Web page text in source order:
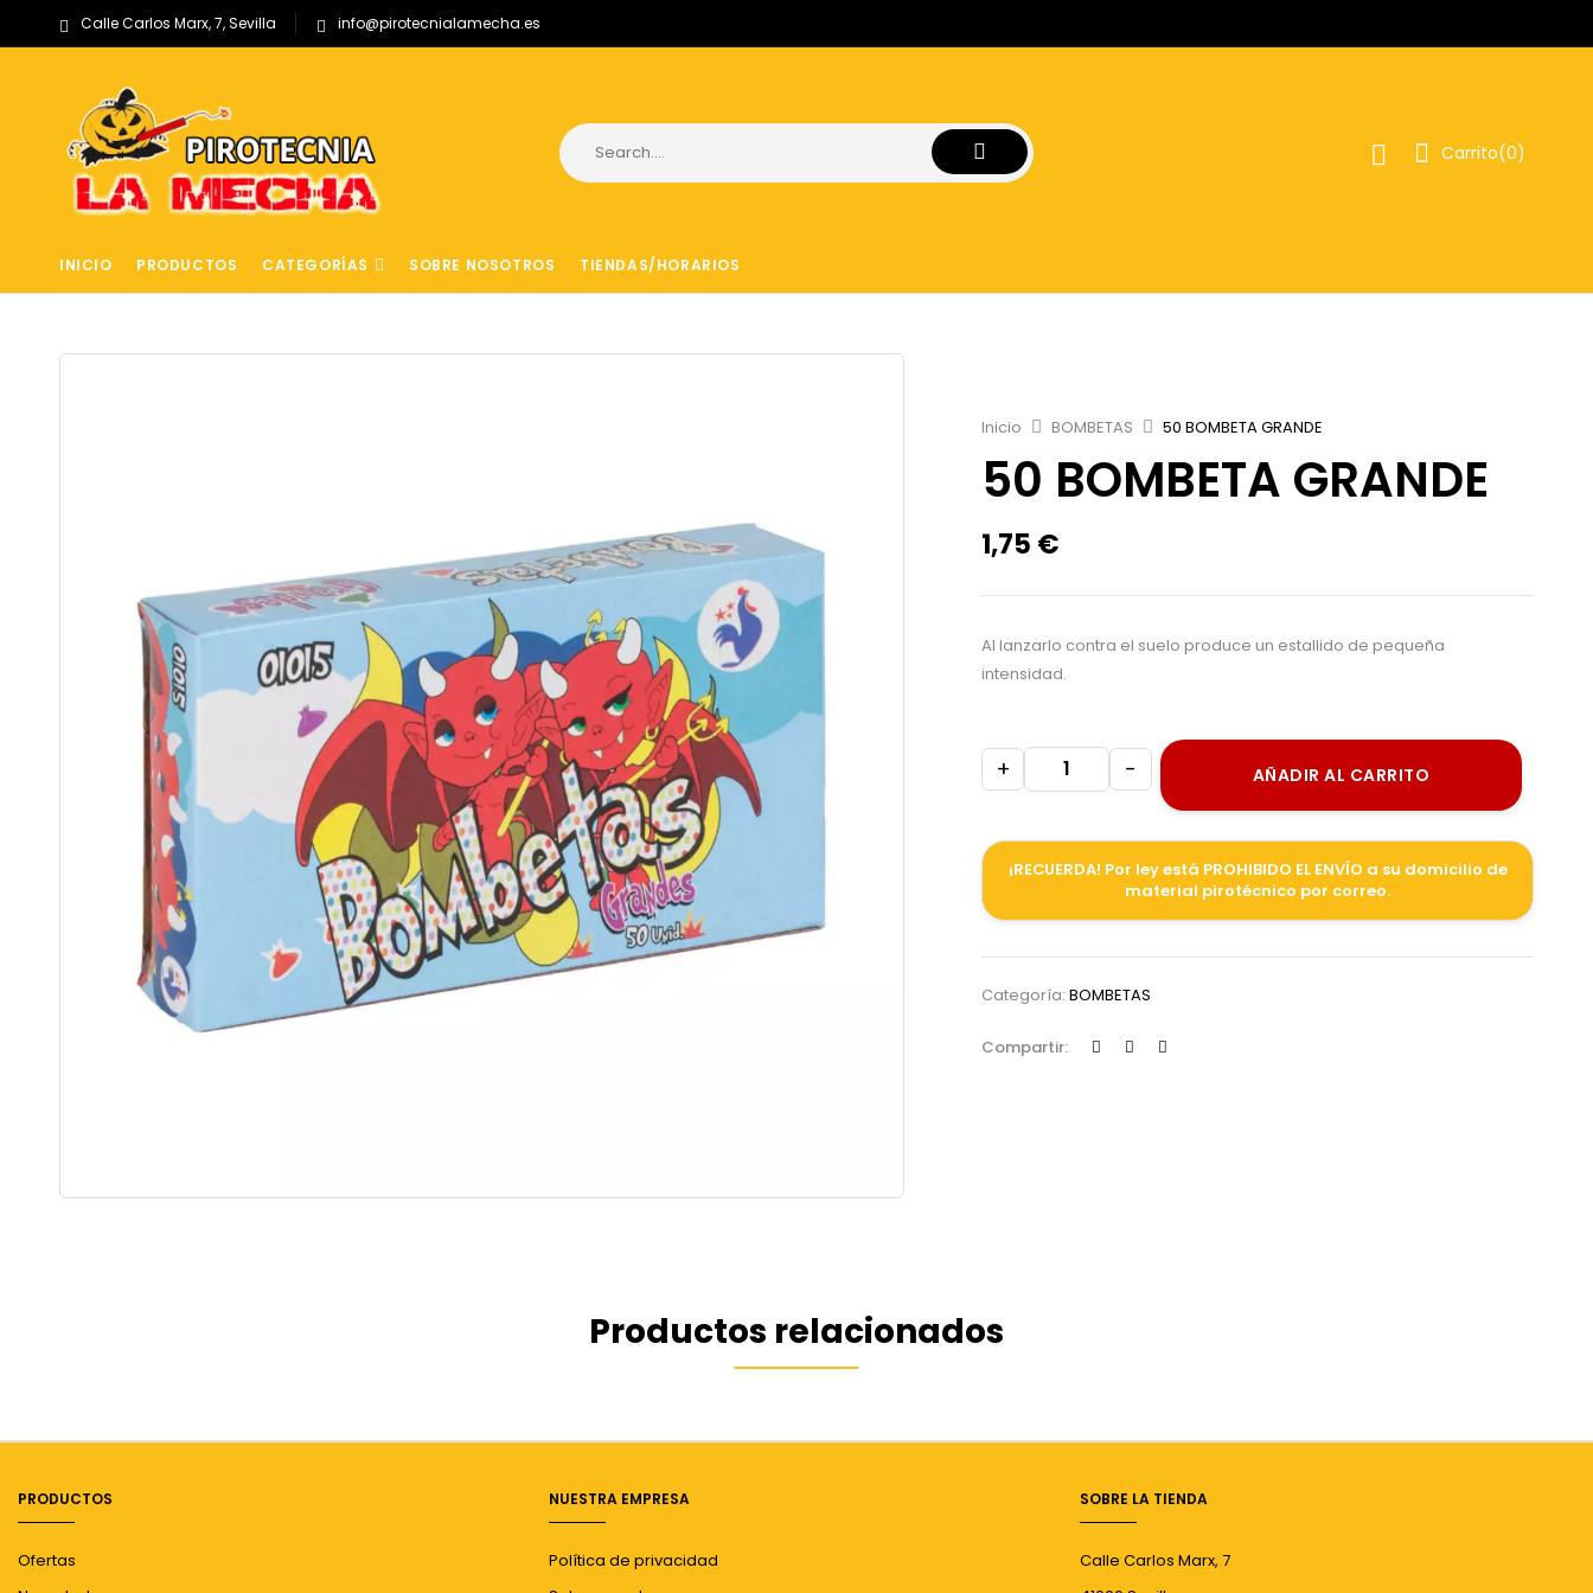
Calle Carlos Marx, 7, Sevilla info@pirotecnialamecha.es
Carrito(0)
INICIO PRODUCTOS CATEGORÍAS SOBRE NOSOTROS TIENDAS/HORARIOS
Inicio BOMBETAS 50 BOMBETA GRANDE
50 BOMBETA GRANDE
1,75 €
Al lanzarlo contra el suelo produce un estallido de pequeña
intensidad.
+ - AÑADIR AL CARRITO
¡RECUERDA! Por ley está PROHIBIDO EL ENVÍO a su domicilio de
material pirotécnico por correo.
Categoría:BOMBETAS
Compartir:
Productos relacionados
PRODUCTOS
Ofertas
NUESTRA EMPRESA
Política de privacidad
SOBRE LA TIENDA
Calle Carlos Marx, 7